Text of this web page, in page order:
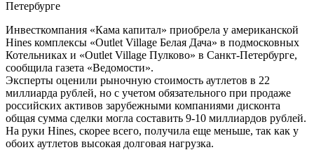
Инвесткомпания «Кама капитал» приобрела у американской
Hines комплексы «Outlet Village Белая Дача» в подмосковных
Котельниках и «Outlet Village Пулково» в Санкт-Петербурге,
сообщила газета «Ведомости».
Эксперты оценили рыночную стоимость аутлетов в 22
миллиарда рублей, но с учетом обязательного при продаже
российских активов зарубежными компаниями дисконта
общая сумма сделки могла составить 9-10 миллиардов рублей.
На руки Hines, скорее всего, получила еще меньше, так как у
обоих аутлетов высокая долговая нагрузка.